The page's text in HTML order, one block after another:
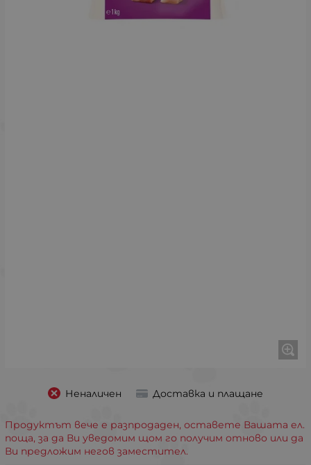
Неналичен Доставка и плащане
Продуктът вече е разпродаден, оставете Вашата ел.
поща, за да Ви уведомим щом го получим отново или да
Ви предложим негов заместител.